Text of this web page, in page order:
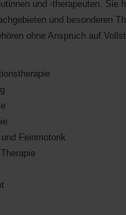
und -therapeuten. Sie
und besonderen
ohne Anspruch auf
Feinmotorik